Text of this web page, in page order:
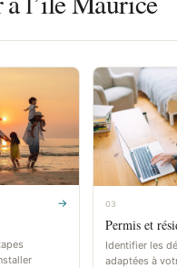
→ 03
Permis et
Identifier les
adaptées à